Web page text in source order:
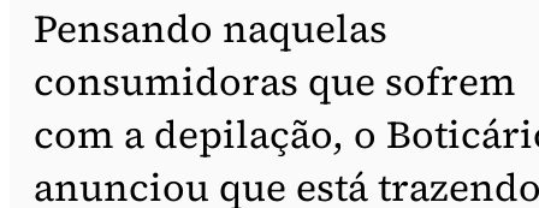
Pensando naquelas
consumidoras que sofrem
com a depilação, o
anunciou que está